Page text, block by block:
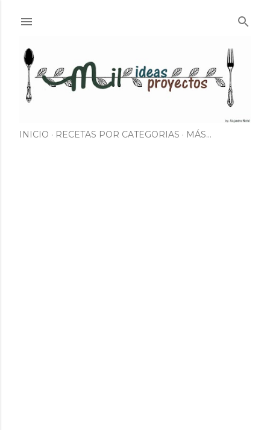
INICIO RECETAS POR CATEGORIAS MÁS…